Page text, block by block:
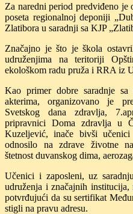
Za naredni period predviđeno je
poseta regionalnoj deponiji
Zlatibora u saradnji sa KJP
Značajno je što je škola
udruženjima na teritoriji
ekološkom radu pruža i RRA iz
Kao primer dobre saradnje sa
akterima, organizovano je
Svetskog dana zdravlja,
pripravnici Doma zdravlja u
Kuzeljević, inače bivši
odnosilo na zdrave životne
štetnost duvanskog dima,
Učenici i zaposleni, uz
udruženja i značajnih
potvrđujući da su sertifikat
stigli na pravu adresu.